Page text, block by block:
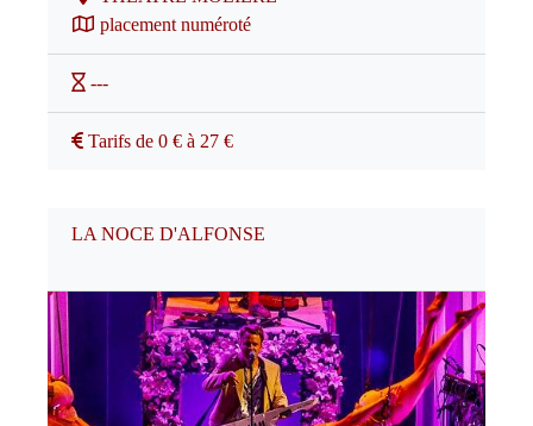
placement numéroté
---
Tarifs de 0 € à 27 €
LA NOCE D'ALFONSE